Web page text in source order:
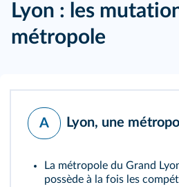
Lyon : les
métropole
A Lyon, une
La métropole du Grand
possède à la fois les